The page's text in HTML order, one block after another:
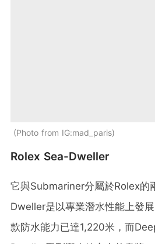
Photo from IG:mad_paris
Rolex Sea-Dweller
它與Submariner分屬於Rolex的
Dweller是以專業潛水性能上發
款防水能力已達1,220米，而